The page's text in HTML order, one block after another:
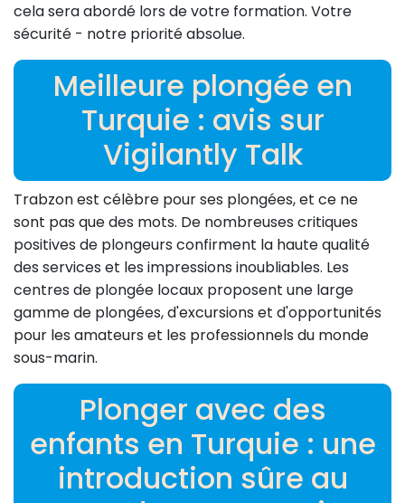
cela sera abordé lors de votre formation. Votre
sécurité - notre priorité absolue.
Meilleure plongée en
Turquie : avis sur
Vigilantly Talk
Trabzon est célèbre pour ses plongées, et ce ne
sont pas que des mots. De nombreuses critiques
positives de plongeurs confirment la haute qualité
des services et les impressions inoubliables. Les
centres de plongée locaux proposent une large
gamme de plongées, d'excursions et d'opportunités
pour les amateurs et les professionnels du monde
sous-marin.
Plonger avec des
enfants en Turquie : une
introduction sûre au